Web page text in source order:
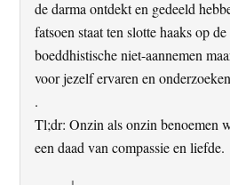
de darma ontdekt en gedeeld
fatsoen staat ten slotte haaks op
boeddhistische niet-aannemen
voor jezelf ervaren en
.
Tl;dr: Onzin als onzin benoemen
een daad van compassie en liefde.